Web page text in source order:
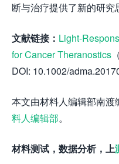
断与治疗提供了新的研究
文献链接： Light-
for Cancer Theranostics
DOI: 10.1002/
本文由材料人编辑部南渡
料人编辑部。
材料测试，数据分析，上